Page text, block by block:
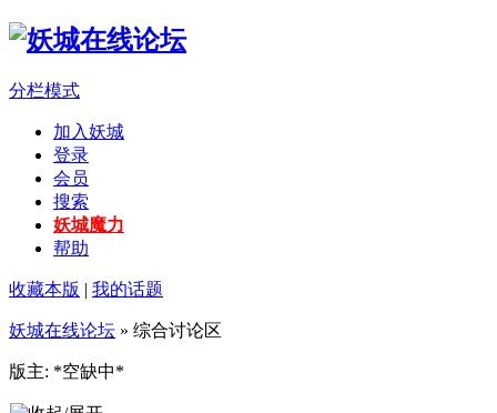
分栏模式
加入妖城
登录
会员
搜索
妖城魔力
帮助
收藏本版 | 我的话题
妖城在线论坛 » 综合讨论区
版主: *空缺中*